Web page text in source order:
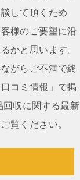
して頂くため
様のご要望に沿
かと思います。
がらご不満で終
コミ情報」で掲
回収に関する最新
覧ください。